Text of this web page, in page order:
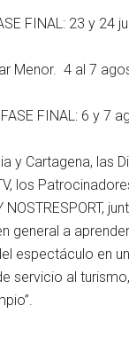
FINAL: 23 y 24
Menor. 4 al 7
FINAL: 6 y 7
y Cartagena, las
los
general a
espectáculo en
servicio al